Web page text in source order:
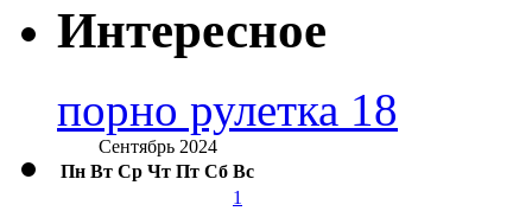
Интересное
порно рулетка 18
Сентябрь 2024
Пн Вт Ср Чт Пт Сб Вс
1